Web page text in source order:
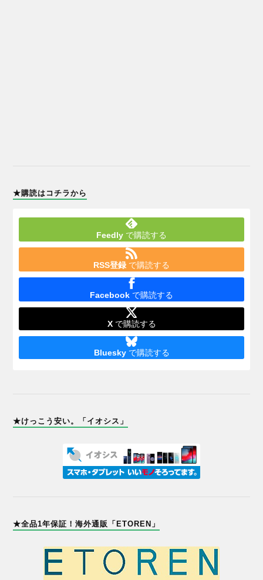
★購読はコチラから
Feedly で購読する
RSS登録 で購読する
Facebook で購読する
Xで購読する
Blueskyで購読する
★けっこう安い。「イオシス」
★全品1年保証！海外通販「ETOREN」